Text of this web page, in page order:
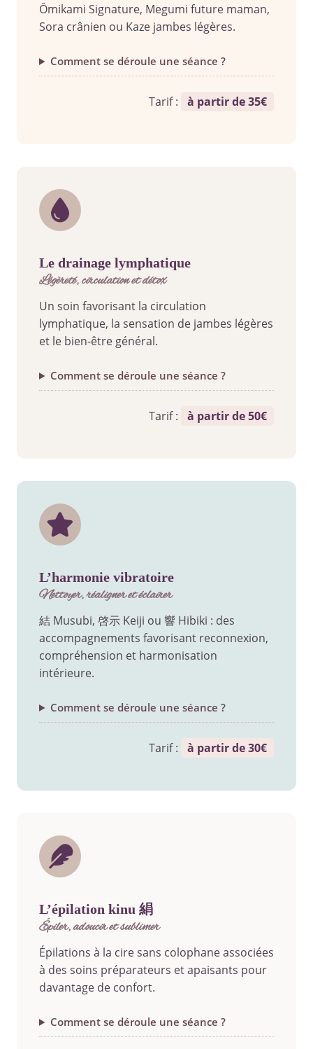
Ōmikami Signature, Megumi future maman,
Sora crânien ou Kaze jambes légères.
Comment se déroule une séance ?
Tarif : à partir de 35€
le drainage lymphatique
légèreté, circulation et détox
Un soin favorisant la circulation
lymphatique, la sensation de jambes légères
et le bien-être général.
Comment se déroule une séance ?
Tarif : à partir de 50€
l’harmonie vibratoire
nettoyer, réaligner et éclairer
結 Musubi, 啓示 Keiji ou 響 Hibiki : des
accompagnements favorisant reconnexion,
compréhension et harmonisation
intérieure.
Comment se déroule une séance ?
Tarif : à partir de 30€
l’épilation kinu 絹
épiler, adoucir et sublimer
Épilations à la cire sans colophane associées
à des soins préparateurs et apaisants pour
davantage de confort.
Comment se déroule une séance ?